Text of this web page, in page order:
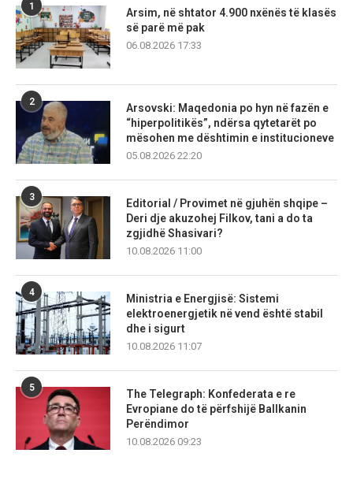
1
Arsim, në shtator 4.900 nxënës të klasës
së parë më pak
06.08.2026 17:33
2
Arsovski: Maqedonia po hyn në fazën e
“hiperpolitikës”, ndërsa qytetarët po
mësohen me dështimin e institucioneve
05.08.2026 22:20
3
Editorial / Provimet në gjuhën shqipe –
Deri dje akuzohej Filkov, tani a do ta
zgjidhë Shasivari?
10.08.2026 11:00
4
Ministria e Energjisë: Sistemi
elektroenergjetik në vend është stabil
dhe i sigurt
10.08.2026 11:07
5
The Telegraph: Konfederata e re
Evropiane do të përfshijë Ballkanin
Perëndimor
10.08.2026 09:23